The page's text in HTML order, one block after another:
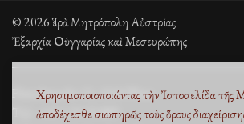
Χρησιμοποιοποιώντας τὴν Ἰστοσελίδα τῆς
ἀποδέχεσθε σιωπηρῶς τοὺςὅρους
© 2026 Ἱερὰ Μητρόπολη Αὐστρίας
Ἐξαρχία Οὑγγαρίας καὶ Μεσευρώπης
Fleischmarkt 13, 1010 Wien
Τηλ. +43 1 53 33 889